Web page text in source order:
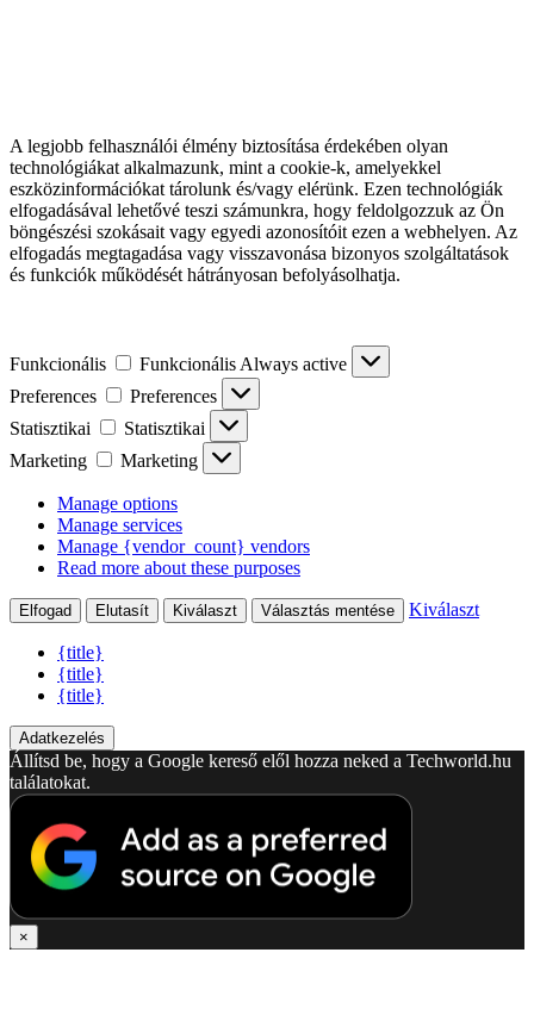
A legjobb felhasználói élmény biztosítása érdekében olyan
technológiákat alkalmazunk, mint a cookie-k, amelyekkel
eszközinformációkat tárolunk és/vagy elérünk. Ezen technológiák
elfogadásával lehetővé teszi számunkra, hogy feldolgozzuk az Ön
böngészési szokásait vagy egyedi azonosítóit ezen a webhelyen. Az
elfogadás megtagadása vagy visszavonása bizonyos szolgáltatások
és funkciók működését hátrányosan befolyásolhatja.
Funkcionális Funkcionális Always active
Preferences
Preferences
Statisztikai
Statisztikai
Marketing
Marketing
Manage options
Manage services
Manage {vendor_count} vendors
Read more about these purposes
Elfogad Elutasít Kiválaszt Választás mentése Kiválaszt
{title}
{title}
{title}
Adatkezelés
Állítsd be, hogy a Google kereső elől hozza neked a Techworld.hu
találatokat.
×